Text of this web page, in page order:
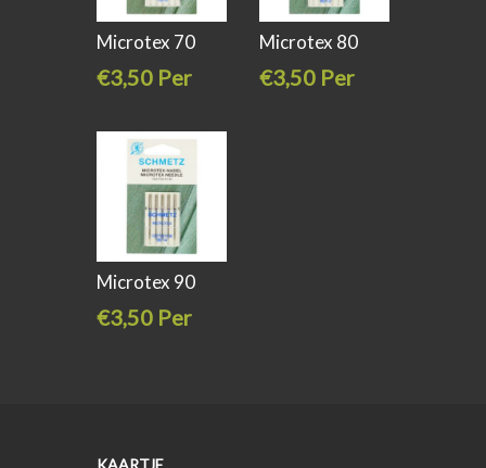
Microtex 70
€3,50 Per
Microtex 80
€3,50 Per
Microtex 90
€3,50 Per
KAARTJE